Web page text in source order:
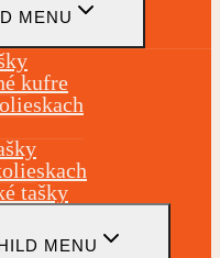
MENU
kufre
tašky
MENU